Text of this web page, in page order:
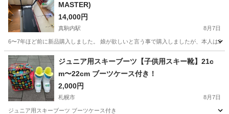
MASTER)
14,000円
真駒内駅 8月7日
6〜7年ほど前に新品購入しました。 娘が欲しいと言う事で購入しましたが、本人は2
北海道 札幌市 真駒内駅 ランニング、ジョギング
ジュニア用スキーブーツ【子供用スキー靴】21c
m〜22cm ブーツケース付き！
2,000円
札幌市 8月7日
ジュニア用スキーブーツ ブーツケース付き